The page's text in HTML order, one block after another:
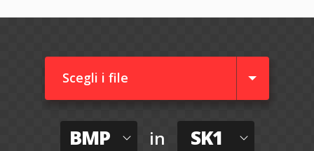
Scegli i file
BMP in SK1